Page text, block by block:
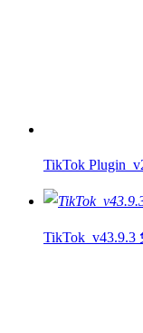
TikTok